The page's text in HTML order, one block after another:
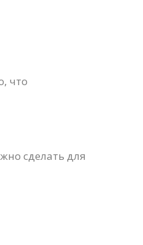
что
сделать для